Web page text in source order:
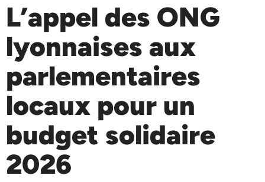
L’appel des ONG
lyonnaises aux
parlementaires
locaux pour un
budget solidaire
2026